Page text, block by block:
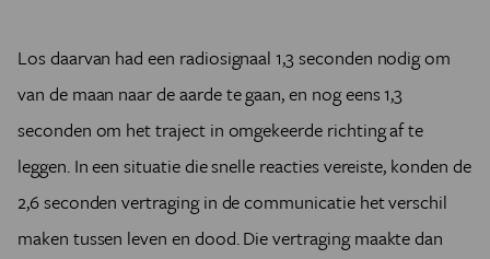
Los daarvan had een radiosignaal 1,3 seconden nodig om
van de maan naar de aarde te gaan, en nog eens 1,3
seconden om het traject in omgekeerde richting af te
leggen. In een situatie die snelle reacties vereiste, konden de
2,6 seconden vertraging in de communicatie het verschil
maken tussen leven en dood. Die vertraging maakte dan